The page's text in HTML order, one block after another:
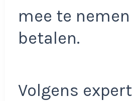
mee te
betalen.
Volgens